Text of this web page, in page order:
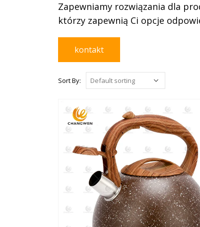
Zapewniamy rozwiązania dla
którzy zapewnią Ci opcje
kontakt
Sort By: